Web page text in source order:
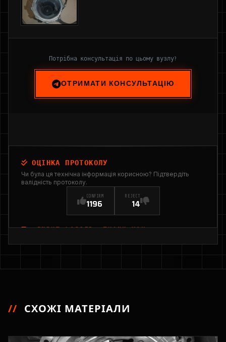
Потрібна консультація по цьому вузлу?
ОТРИМАТИ КОНСУЛЬТАЦІЮ
ОЦІНКА ПРОТОКОЛУ
Чи була ця технічна інформація корисною? Підтвердіть
валідність протоколу.
CONFIRM
1196
REJECT
14
INPUT_LOGGED: THANK YOU
// СХОЖІ МАТЕРІАЛИ